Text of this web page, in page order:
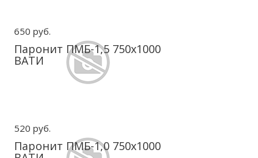
650 руб.
Паронит ПМБ-1,5 750х1000
ВАТИ
520 руб.
Паронит ПМБ-1,0 750х1000